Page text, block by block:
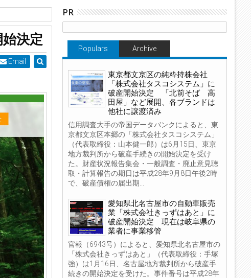
決定
Email
PR
Populars Archive
東京都文京区の純粋持株会社
「株式会社タスコシステム」に
破産開始決定 「北前そば 高
田屋」など展開、各ブランドは
他社に譲渡済み
信用調査大手の帝国データバンクによると、東
京都文京区本郷の「株式会社タスコシステム」
（代表取締役：山本健一郎）は6月15日、東京
地方裁判所から破産手続きの開始決定を受け
た。財産状況報告集会・一般調査・廃止意見聴
取・計算報告の期日は平成28年9月8日午後2時
で、破産債権の届出期...
愛知県北名古屋市の自動車販売
業「株式会社きっずはあと」に
破産開始決定 現在は岐阜県の
業者に事業移管
官報（6943号）によると、愛知県北名古屋市の
「株式会社きっずはあと」（代表取締役：手塚
強）は1月16日、名古屋地方裁判所から破産手
続きの開始決定を受けた。事件番号は平成28年